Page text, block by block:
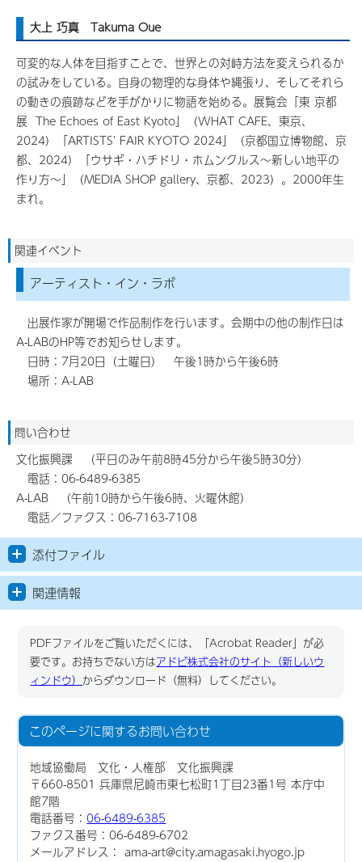
大上 巧真 Takuma Oue
可変的な人体を目指すことで、世界との対峙方法を変えられるか
の試みをしている。自身の物理的な身体や縄張り、そしてそれら
の動きの痕跡などを手がかりに物語を始める。展覧会「東 京都
展 The Echoes of East Kyoto」（WHAT CAFE、東京、
2024）「ARTISTS' FAIR KYOTO 2024」（京都国立博物館、京
都、2024）「ウサギ・ハチドリ・ホムンクルス〜新しい地平の
作り方〜」（MEDIA SHOP gallery、京都、2023）。2000年生
まれ。
関連イベント
アーティスト・イン・ラボ
出展作家が開場で作品制作を行います。会期中の他の制作日は
A-LABのHP等でお知らせします。
日時：7月20日（土曜日） 午後1時から午後6時
場所：A-LAB
問い合わせ
文化振興課 （平日のみ午前8時45分から午後5時30分）
電話：06-6489-6385
A-LAB （午前10時から午後6時、火曜休館）
電話／ファクス：06-7163-7108
添付ファイル
関連情報
PDFファイルをご覧いただくには、「Acrobat Reader」が必
要です。お持ちでない方はアドビ株式会社のサイト（新しいウ
ィンドウ） からダウンロード（無料）してください。
このページに関するお問い合わせ
地域協働局 文化・人権部 文化振興課
〒660-8501 兵庫県尼崎市東七松町1丁目23番1号 本庁中
館7階
電話番号：06-6489-6385
ファクス番号：06-6489-6702
メールアドレス： ama-art@city.amagasaki.hyogo.jp